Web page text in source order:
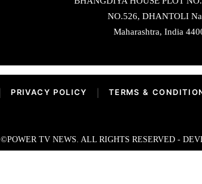
NO.526, DHANTOLI
Maharashtra, India
PRIVACY POLICY TERMS &
©POWER TV NEWS. ALL RIGHTS RESERVED -